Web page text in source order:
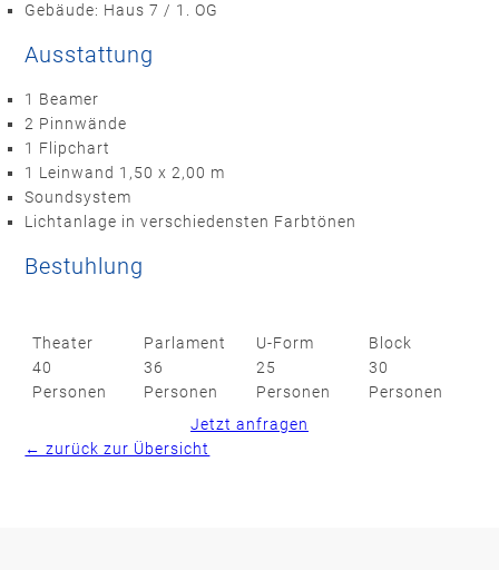
Gebäude: Haus 7 / 1. OG
Ausstattung
1 Beamer
2 Pinnwände
1 Flipchart
1 Leinwand 1,50 x 2,00 m
Soundsystem
Lichtanlage in verschiedensten Farbtönen
Bestuhlung
Theater
40
Personen
Parlament
36
Personen
U-Form
25
Personen
Block
30
Personen
Jetzt anfragen
← zurück zur Übersicht